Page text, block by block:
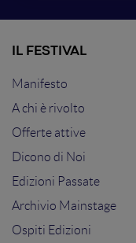
IL FESTIVAL
Manifesto
A chi è rivolto
Offerte attive
Dicono di Noi
Edizioni Passate
Archivio Mainstage
Ospiti Edizioni